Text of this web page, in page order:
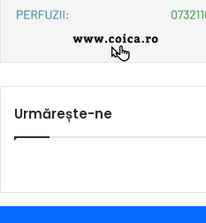
Urmărește-ne